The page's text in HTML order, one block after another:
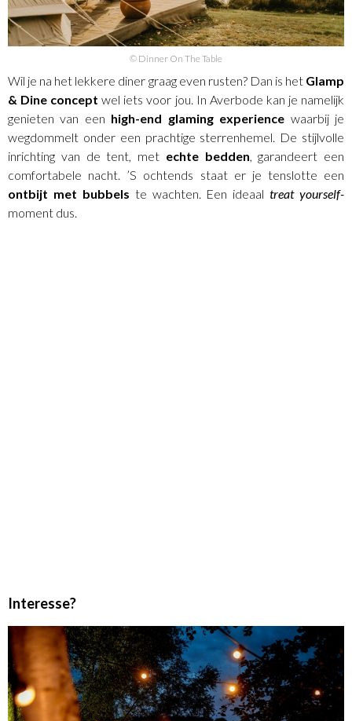
© Dinner On The Table
Wil je na het lekkere diner graag even rusten? Dan is het Glamp
& Dine concept wel iets voor jou. In Averbode kan je namelijk
genieten van een high-end glaming experience waarbij je
wegdommelt onder een prachtige sterrenhemel. De stijlvolle
inrichting van de tent, met echte bedden, garandeert een
comfortabele nacht. ’S ochtends staat er je tenslotte een
ontbijt met bubbels te wachten. Een ideaaltreat yourself-
moment dus.
Interesse?